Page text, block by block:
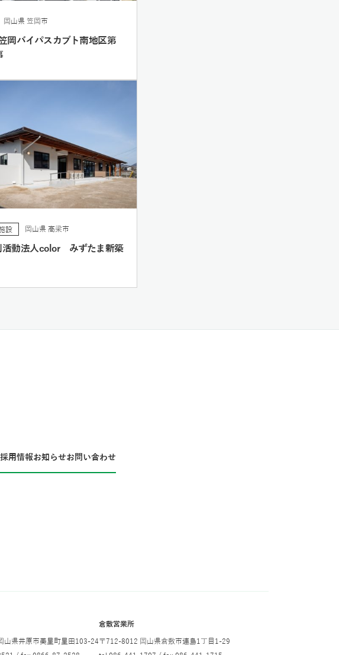
岡山県 笠岡市
岡バイパスカブト南地区第
設 岡山県 高梁市
活動法人color みずたま新築
採用情報お知らせお問い合わせ
山県井原市美星町星田103-24
倉敷営業所
〒712-8012 岡山県倉敷市連島1丁目1-29